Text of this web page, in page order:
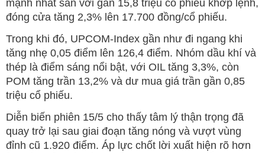
mạnh nhất sàn với gần 15,8 triệu cổ phiếu khớp lệnh,
đóng cửa tăng 2,3% lên 17.700 đồng/cổ phiếu.
Trong khi đó, UPCOM-Index gần như đi ngang khi
tăng nhẹ 0,05 điểm lên 126,4 điểm. Nhóm dầu khí và
thép là điểm sáng nổi bật, với OIL tăng 3,3%, còn
POM tăng trần 13,2% và dư mua giá trần gần 0,85
triệu cổ phiếu.
Diễn biến phiên 15/5 cho thấy tâm lý thận trọng đã
quay trở lại sau giai đoạn tăng nóng và vượt vùng
đỉnh cũ 1.920 điểm. Áp lực chốt lời xuất hiện rõ hơn